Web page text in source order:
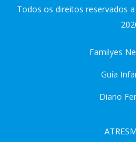
Todos os direitos reservados
Familyes
Guía
Diario